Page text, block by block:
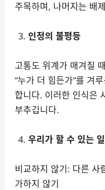
주목하며, 나머지는 배
인정의 불평등
고통도 위계가 매겨질
“누가 더 힘든가”를 겨
합니다. 이러한 인식은
부추깁니다.
우리가 할 수 있는 일
비교하지 않기: 다른 사
가하지 않기